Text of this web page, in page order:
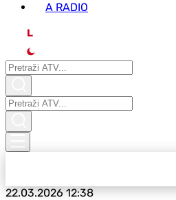
A RADIO
L
22.03.202612:38